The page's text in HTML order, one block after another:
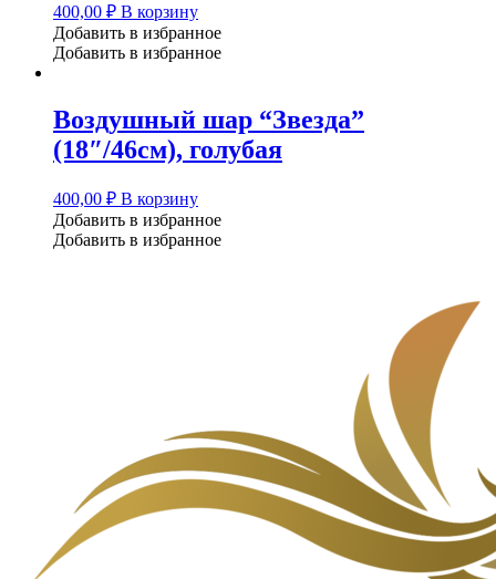
400,00 ₽ В корзину
Добавить в избранное
Добавить в избранное
Воздушный шар “Звезда”
(18″/46см), голубая
400,00 ₽ В корзину
Добавить в избранное
Добавить в избранное